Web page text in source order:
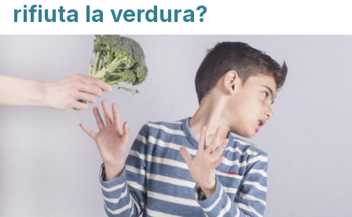
rifiuta la verdura?